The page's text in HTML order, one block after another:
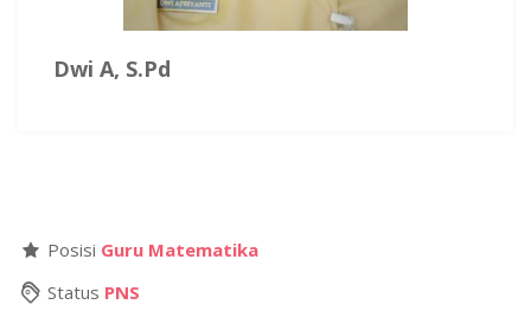
Dwi A, S.Pd
Posisi Guru Matematika
Status PNS